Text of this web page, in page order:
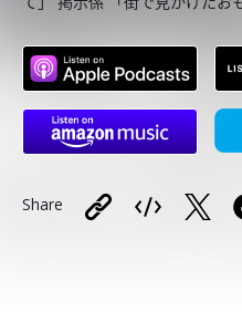
Share